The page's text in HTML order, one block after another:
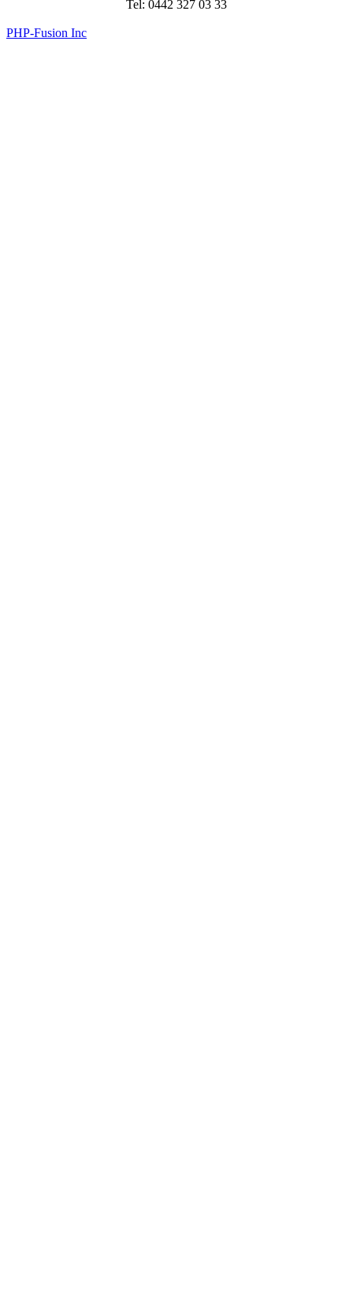
Tel: 0442 327 03 33
PHP-Fusion Inc